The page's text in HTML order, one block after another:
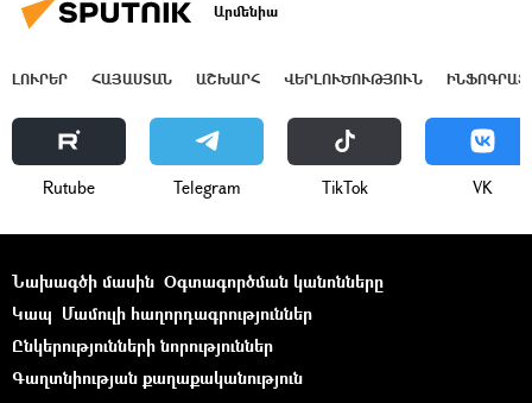
Արմենիա
ԼՈՒՐԵՐ ՀԱՅԱՍՏԱՆ ԱՇԽԱՐՀ ՎԵՐԼՈՒԾՈՒԹՅՈՒՆ
Rutube Telegram ТikТоk VK
Նախագծի մասին Օգտագործման կանոնները
Կապ Մամուլի հաղորդագրություններ
Ընկերությունների նորություններ
Գաղտնիության քաղաքականություն